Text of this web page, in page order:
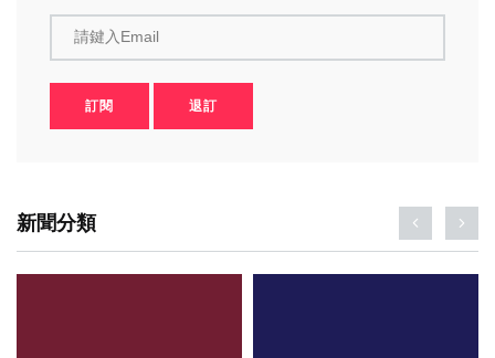
請鍵入Email
訂閱 退訂
新聞分類